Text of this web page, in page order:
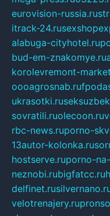
eurovision-russia.ru
itrack-24.ru
alabuga-cityhotel.ru
bud-em-znakomye.ru
korolevremont-
oooagrosnab.ru
ukrasotki.ru
sovratili.ruolecoon.ru
rbc-news.ruporno-
13autor-kolonka.ru
hostserve.ruporno-
neznobi.rubigfatcc.ru
delfinet.ru
velotrenajery.ru